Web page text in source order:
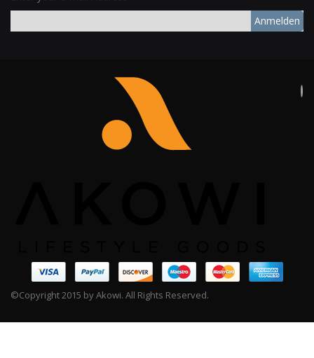
Anmelden
©Copyright 2015 by Akowi. All Rights Reserved.